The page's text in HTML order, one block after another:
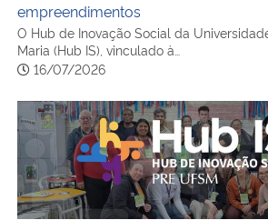
empreendimentos
O Hub de Inovação Social da
Maria (Hub IS), vinculado à…
16/07/2026
Participação do Hub IS na 32ª